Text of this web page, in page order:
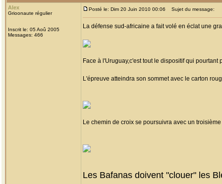
Alex
Grioonaute régulier
Inscrit le: 05 Aoû 2005
Messages: 466
Posté le: Dim 20 Juin 2010 00:06 Sujet du message:
La défense sud-africaine a fait volé en éclat une
Face à l'Uruguay,c'est tout le dispositif qui
L'épreuve atteindra son sommet avec le carton
Le chemin de croix se poursuivra avec un
Les Bafanas doivent "clouer" les